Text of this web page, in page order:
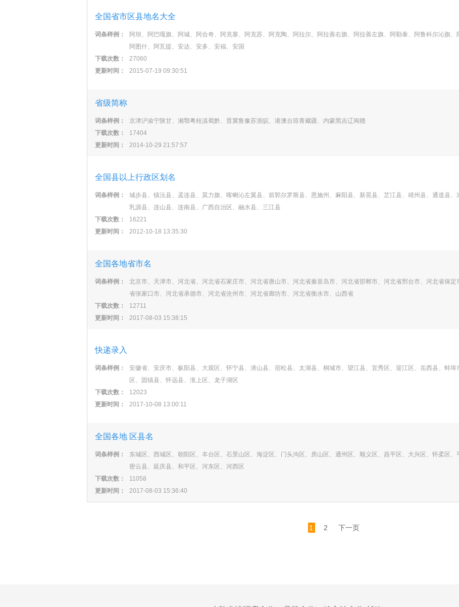
全国省市区县地名大全
词条样例：
阿坝、阿巴嘎旗、阿城、阿合奇、阿克塞、阿克苏、阿克陶、阿拉尔、阿拉善右旗、阿拉善左旗、阿勒泰、阿鲁科尔沁旗、
阿图什、阿瓦提、安达、安多、安福、安国
下载次数：
27060
更新时间：
2015-07-19 09:30:51
省级简称
词条样例：
京津沪渝宁陕甘、湘鄂粤桂滇蜀黔、晋冀鲁豫苏浙皖、港澳台琼青藏疆、内蒙黑吉辽闽赣
下载次数：
17404
更新时间：
2014-10-29 21:57:57
全国县以上行政区划名
词条样例：
城步县、镇沅县、孟连县、莫力旗、喀喇沁左翼县、前郭尔罗斯县、恩施州、麻阳县、新晃县、芷江县、靖州县、通道县、
乳源县、连山县、连南县、广西自治区、融水县、三江县
下载次数：
16221
更新时间：
2012-10-18 13:35:30
全国各地省市名
词条样例：
北京市、天津市、河北省、河北省石家庄市、河北省唐山市、河北省秦皇岛市、河北省邯郸市、河北省邢台市、河北省保定
省张家口市、河北省承德市、河北省沧州市、河北省廊坊市、河北省衡水市、山西省
下载次数：
12711
更新时间：
2017-08-03 15:38:15
快递录入
词条样例：
安徽省、安庆市、枞阳县、大观区、怀宁县、潜山县、宿松县、太湖县、桐城市、望江县、宜秀区、迎江区、岳西县、蚌埠
区、固镇县、怀远县、淮上区、龙子湖区
下载次数：
12023
更新时间：
2017-10-08 13:00:11
全国各地 区县名
词条样例：
东城区、西城区、朝阳区、丰台区、石景山区、海淀区、门头沟区、房山区、通州区、顺义区、昌平区、大兴区、怀柔区、
密云县、延庆县、和平区、河东区、河西区
下载次数：
11058
更新时间：
2017-08-03 15:36:40
1 2 下一页